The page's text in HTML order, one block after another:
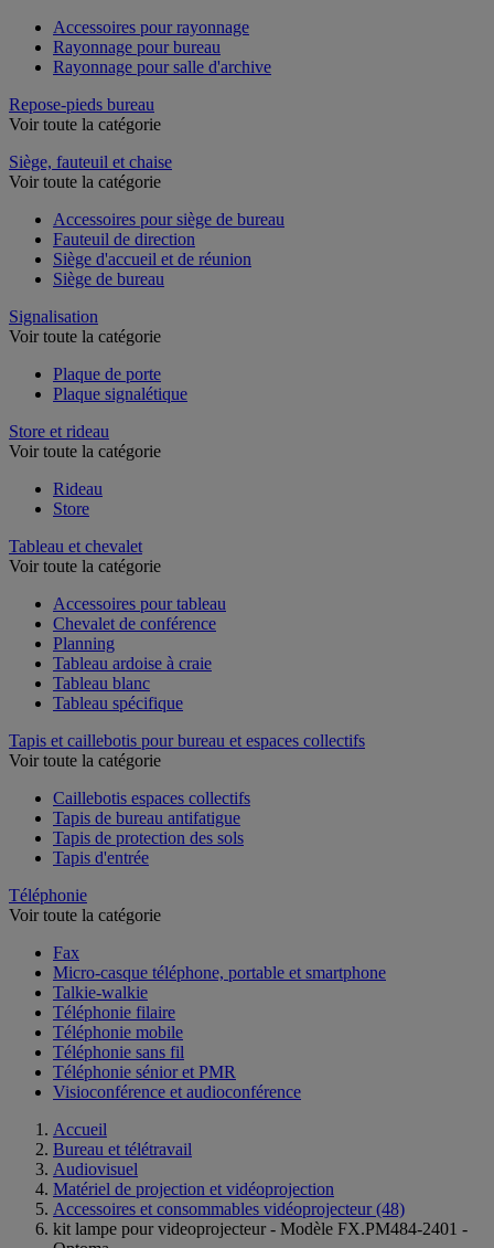
Accessoires pour rayonnage
Rayonnage pour bureau
Rayonnage pour salle d'archive
Repose-pieds bureau
Voir toute la catégorie
Siège, fauteuil et chaise
Voir toute la catégorie
Accessoires pour siège de bureau
Fauteuil de direction
Siège d'accueil et de réunion
Siège de bureau
Signalisation
Voir toute la catégorie
Plaque de porte
Plaque signalétique
Store et rideau
Voir toute la catégorie
Rideau
Store
Tableau et chevalet
Voir toute la catégorie
Accessoires pour tableau
Chevalet de conférence
Planning
Tableau ardoise à craie
Tableau blanc
Tableau spécifique
Tapis et caillebotis pour bureau et espaces collectifs
Voir toute la catégorie
Caillebotis espaces collectifs
Tapis de bureau antifatigue
Tapis de protection des sols
Tapis d'entrée
Téléphonie
Voir toute la catégorie
Fax
Micro-casque téléphone, portable et smartphone
Talkie-walkie
Téléphonie filaire
Téléphonie mobile
Téléphonie sans fil
Téléphonie sénior et PMR
Visioconférence et audioconférence
Accueil
Bureau et télétravail
Audiovisuel
Matériel de projection et vidéoprojection
Accessoires et consommables vidéoprojecteur (48)
kit lampe pour videoprojecteur - Modèle FX.PM484-2401 -